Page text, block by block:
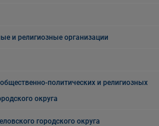
и религиозные организации
политических и религиозных
округа
городского округа